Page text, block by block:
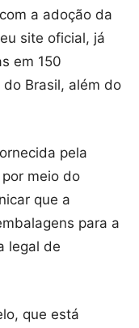
a adoção da
site oficial, já
em 150
Brasil, além do
pela
meio do
que a
para a
legal de
que está